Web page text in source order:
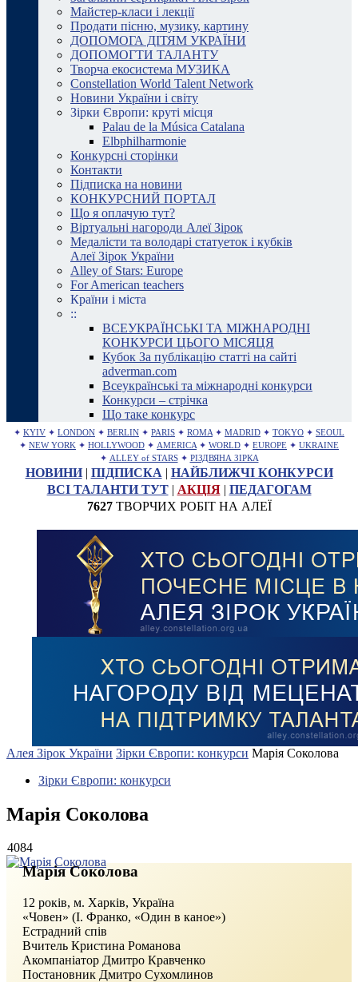
Майстер-класи і лекції
Продати пісню, музику, картину
ДОПОМОГА ДІТЯМ УКРАЇНИ
ДОПОМОГТИ ТАЛАНТУ
Творча екосистема МУЗИКА
Constellation World Talent Network
Новини України і світу
Зірки Європи: круті місця
Palau de la Música Catalana
Elbphilharmonie
Конкурсні сторінки
Контакти
Підписка на новини
КОНКУРСНИЙ ПОРТАЛ
Що я оплачую тут?
Віртуальні нагороди Алеї Зірок
Медалісти та володарі статуеток і кубків
Алеї Зірок України
Alley of Stars: Europe
For American teachers
Країни і міста
::
ВСЕУКРАЇНСЬКІ ТА МІЖНАРОДНІ
КОНКУРСИ ЦЬОГО МІСЯЦЯ
Кубок За публікацію статті на сайті
adverman.com
Всеукраїнські та міжнародні конкурси
Конкурси – стрічка
Що таке конкурс
✦ KYIV ✦ LONDON ✦ BERLIN ✦ PARIS ✦ ROMA ✦ MADRID ✦ TOKYO ✦ SEOUL
✦ NEW YORK ✦ HOLLYWOOD ✦ AMERICA ✦ WORLD ✦ EUROPE ✦ UKRAINE
✦ ALLEY of STARS ✦ РІЗДВЯНА ЗІРКА
НОВИНИ| ПІДПИСКА | НАЙБЛИЖЧІ КОНКУРСИ
ВСІ ТАЛАНТИ ТУТ| АКЦІЯ| ПЕДАГОГАМ
7627ТВОРЧИХ РОБІТ НА АЛЕЇ
Алея Зірок України Зірки Європи: конкурси Марiя Соколова
Зірки Європи: конкурси
Марiя Соколова
4084
Марiя Соколова
12 років, м. Харкiв, Україна
«Човен» (І. Франко, «Один в каное»)
Естрадний спів
Вчитель Кристина Романова
Акомпаніатор Дмитро Кравченко
Постановник Дмитро Сухомлинов